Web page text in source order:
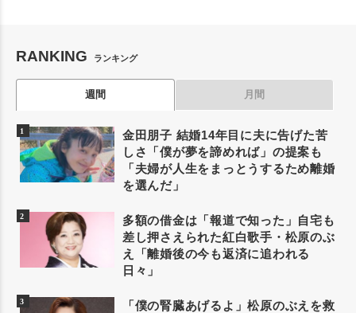
RANKING ランキング
週間 月間
金田朋子 結婚14年目に夫に告げた苦
しさ「僕が夢を諦めれば」の提案も
「夫婦が人生をまっとうするため離婚
を選んだ」
多額の借金は「報道で知った」自宅も
差し押さえられた紅白歌手・松原のぶ
え「離婚後の今も返済に追われる
日々」
「僕の腎臓あげるよ」松原のぶえを救